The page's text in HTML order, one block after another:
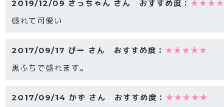
2019/12/09 さっちゃん さん おすすめ度： ★★★★
盛れて可愛い
2017/09/17 ぴー さん おすすめ度： ★★★★★
黒ふちで盛れます。
2017/09/14 かず さん おすすめ度： ★★★★★